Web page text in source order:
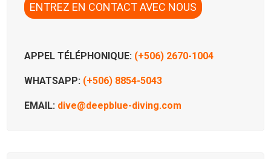
ENTREZ EN CONTACT AVEC NOUS
APPEL TÉLÉPHONIQUE: (+506) 2670-1004
WHATSAPP: (+506) 8854-5043
EMAIL: dive@deepblue-diving.com